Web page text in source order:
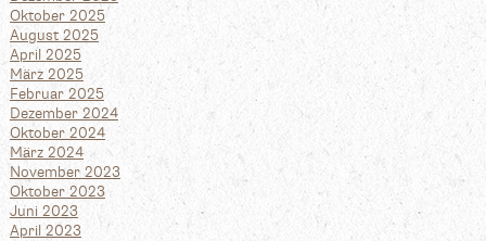
Oktober 2025
August 2025
April 2025
März 2025
Februar 2025
Dezember 2024
Oktober 2024
März 2024
November 2023
Oktober 2023
Juni 2023
April 2023